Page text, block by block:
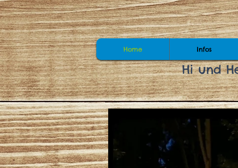
Home Infos
Hi und